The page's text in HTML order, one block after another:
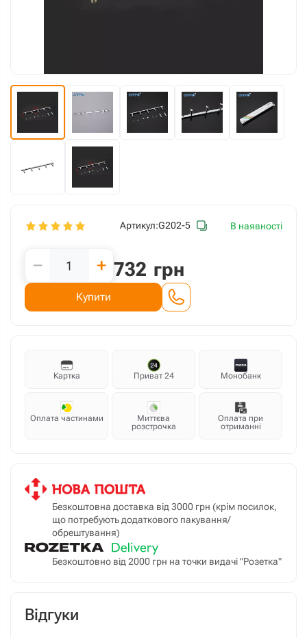
Артикул:G202-5 В наявності
− + 732 грн
Купити
Картка Приват 24 Монобанк
Оплата частинами
Миттєва
розстрочка
Оплата при
отриманні
Безкоштовна доставка від 3000 грн (крім посилок,
що потребують додаткового пакування/
обрештування)
Безкоштовно від 2000 грн на точки видачі "Розетка"
Відгуки